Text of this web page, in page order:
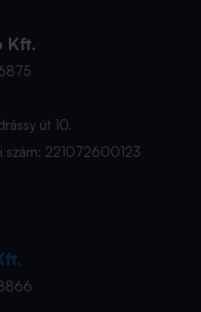
Kft.
út 10.
szám: 221072600123